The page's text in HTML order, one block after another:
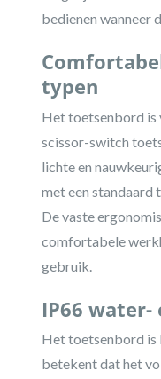
bedienen wanneer
typen
Het toetsenbord is
scissor-switch
lichte en
met een standaard
De vaste
comfortabele
gebruik.
IP66
Het toetsenbord
betekent dat het